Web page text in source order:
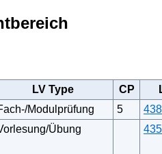
LV Type CP
Modulprüfung 5
Übung